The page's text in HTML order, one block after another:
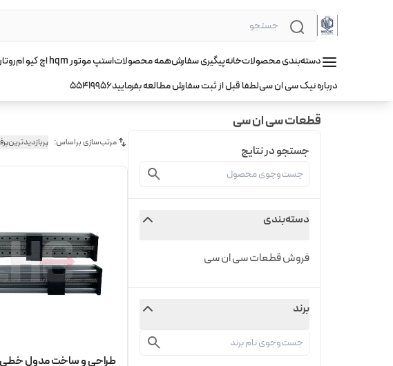
دسته‌بندی محصولاتخانهپیگیری سفارشهمه محصولاتاستپ موتور hqm اچ کیو ام
درباره نیک سی ان سیلطفا قبل از ثبت سفارش مطالعه بفرمایید55419956
قطعات سی ان سی
جستجو در نتایج
دسته‌بندی
فروش قطعات سی ان سی
برند
مرتب‌سازی براساس: پربازدیدترین
طراحی و ساخت مدول